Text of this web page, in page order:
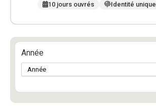
10 jours ouvrés
Identité unique
Année